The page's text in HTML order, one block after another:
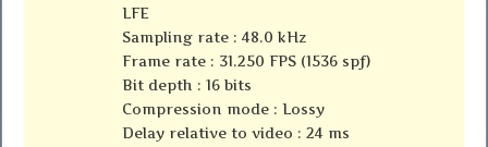
LFE
Sampling rate : 48.0 kHz
Frame rate : 31.250 FPS (1536 spf)
Bit depth : 16 bits
Compression mode : Lossy
Delay relative to video : 24 ms